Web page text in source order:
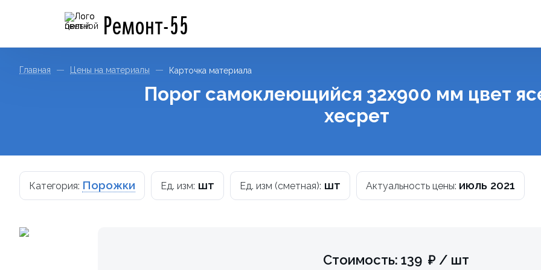
Ремонт-55
Главная Цены на материалы Карточка материала
Порог самоклеющийся 32х900 мм цвет
хесрет
Категория: Порожки Ед. изм: шт Ед. изм (сметная): шт Актуальность цены: июль 2021
Стоимость: 139 ₽ / шт